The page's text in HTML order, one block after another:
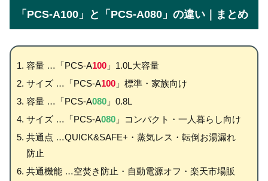
「PCS-A100」と「PCS-A080」の違い｜まとめ
容量 …「PCS-A100」1.0L大容量
サイズ …「PCS-A100」標準・家族向け
容量 …「PCS-A080」0.8L
サイズ …「PCS-A080」コンパクト・一人暮らし向け
共通点 …QUICK&SAFE+・蒸気レス・転倒お湯漏れ
防止
共通機能 …空焚き防止・自動電源オフ・楽天市場販